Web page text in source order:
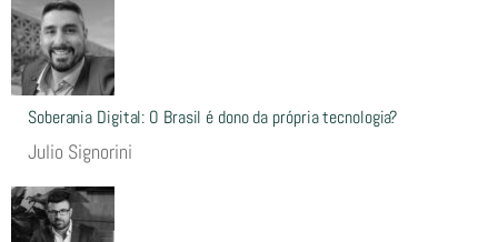
Soberania Digital: O Brasil é dono da própria tecnologia?
Julio Signorini